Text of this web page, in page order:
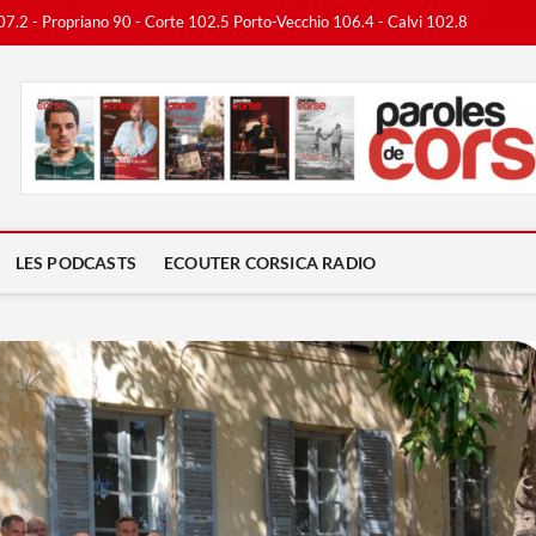
- Propriano 90 - Corte 102.5 Porto-Vecchio 106.4 - Calvi 102.8
Radio
LES PODCASTS ECOUTER CORSICA RADIO